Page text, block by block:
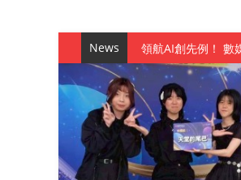
News 領航AI創先例！ 數
觀管系展現跨域創
學務處舉辦「董
成人之美成就學生
金曲陣容強勢進駐
數媒系《天堂的尾